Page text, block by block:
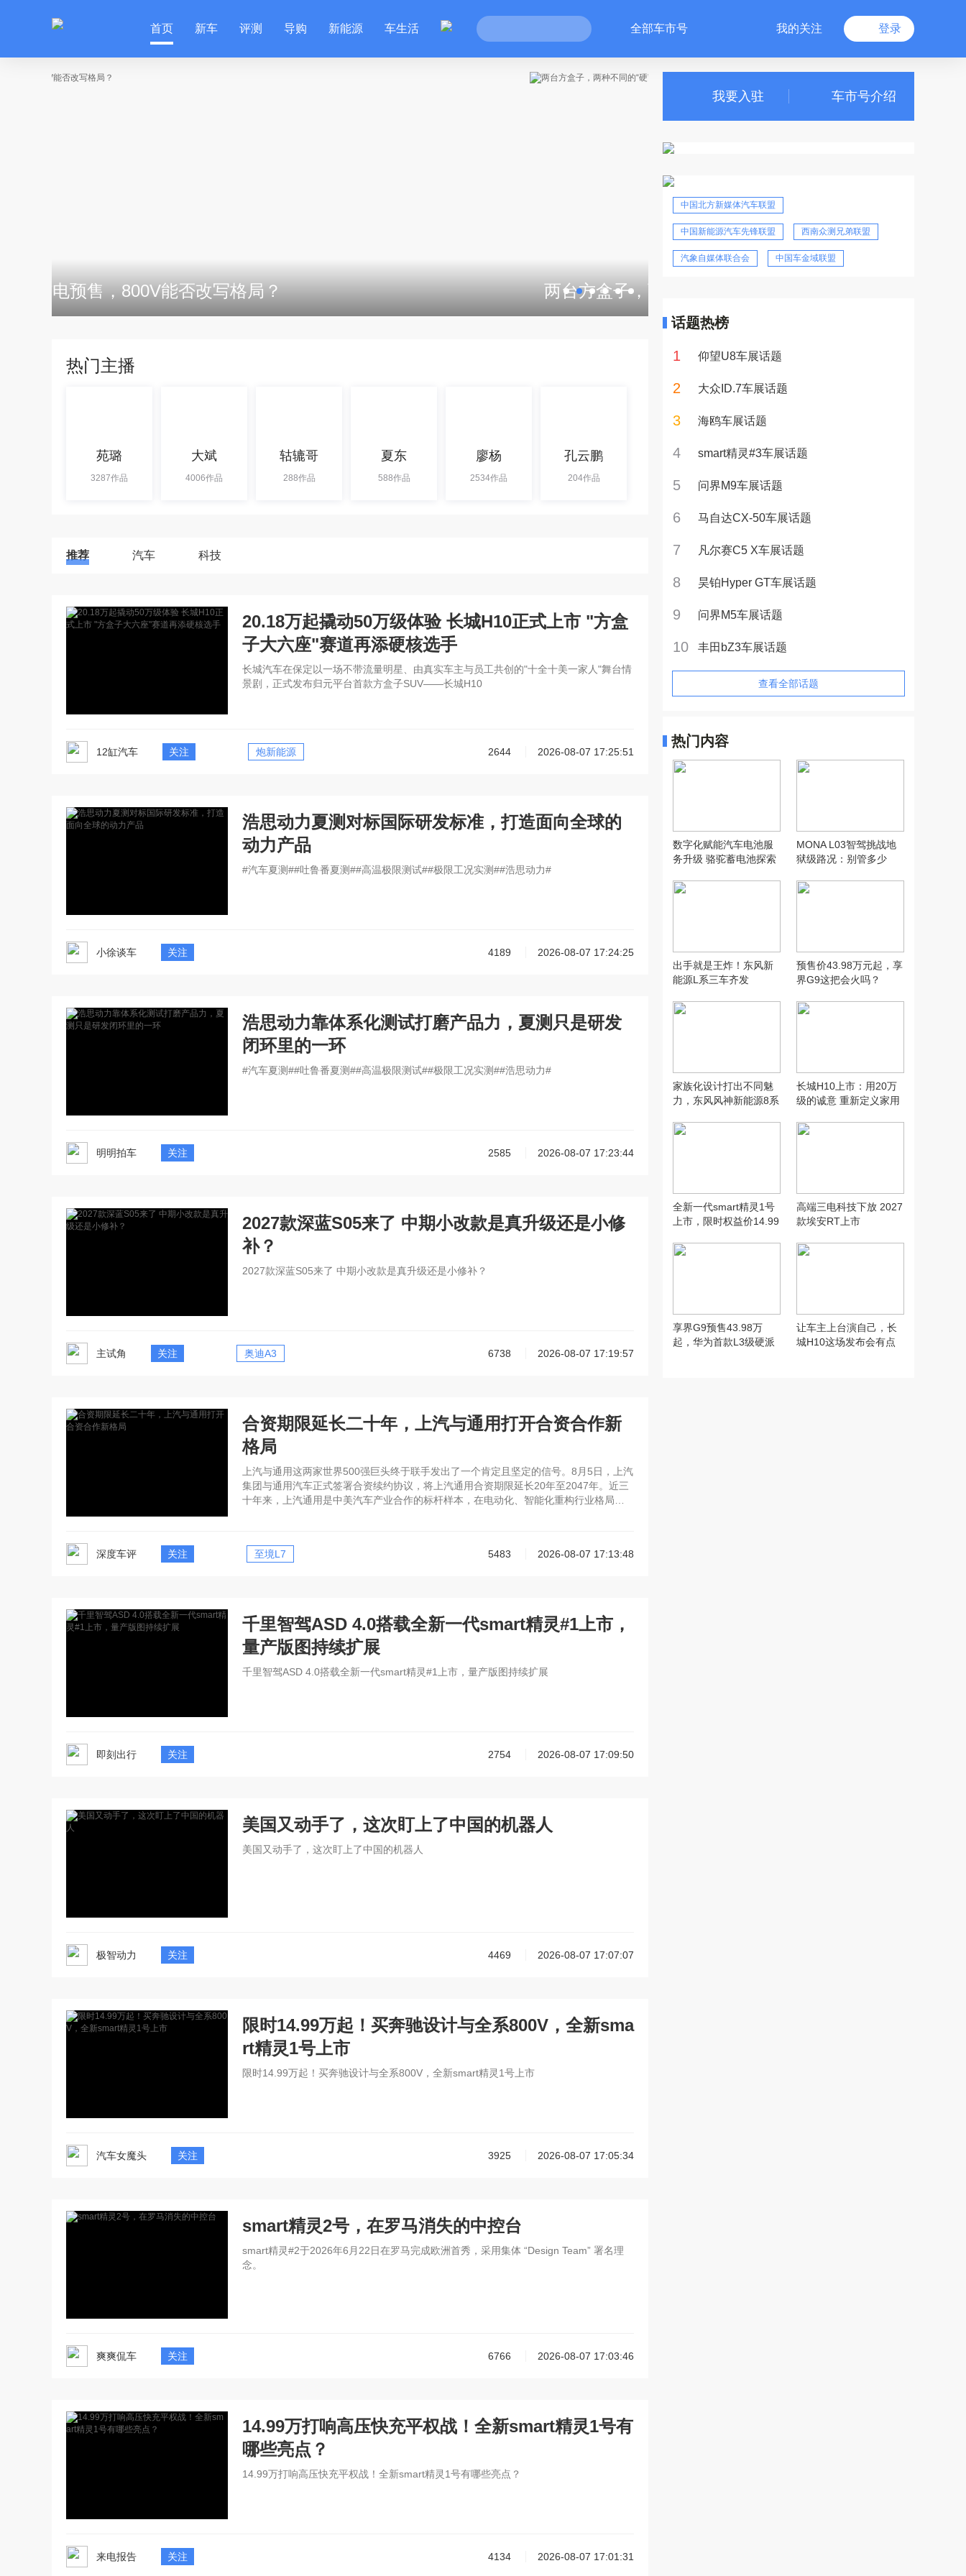
首页 新车 评测 导购 新能源 车生活 全部车市号 我的关注 登录
两台方盒子，两种不同的“硬”道理
热门主播
苑璐
3287作品
大斌
4006作品
轱辘哥
288作品
夏东
588作品
廖杨
2534作品
孔云鹏
204作品
推荐 汽车 科技
20.18万起撬动50万级体验 长城H10正式上市 "方盒
子大六座"赛道再添硬核选手
长城汽车在保定以一场不带流量明星、由真实车主与员工共创的"十全十美一家人"舞台情
景剧，正式发布归元平台首款方盒子SUV——长城H10
12缸汽车 关注 炮新能源 2644 2026-08-07 17:25:51
浩思动力夏测对标国际研发标准，打造面向全球的
动力产品
#汽车夏测##吐鲁番夏测##高温极限测试##极限工况实测##浩思动力#
小徐谈车 关注 4189 2026-08-07 17:24:25
浩思动力靠体系化测试打磨产品力，夏测只是研发
闭环里的一环
#汽车夏测##吐鲁番夏测##高温极限测试##极限工况实测##浩思动力#
明明拍车 关注 2585 2026-08-07 17:23:44
2027款深蓝S05来了 中期小改款是真升级还是小修
补？
2027款深蓝S05来了 中期小改款是真升级还是小修补？
主试角 关注 奥迪A3 6738 2026-08-07 17:19:57
合资期限延长二十年，上汽与通用打开合资合作新
格局
上汽与通用这两家世界500强巨头终于联手发出了一个肯定且坚定的信号。8月5日，上汽
集团与通用汽车正式签署合资续约协议，将上汽通用合资期限延长20年至2047年。近三
十年来，上汽通用是中美汽车产业合作的标杆样本，在电动化、智能化重构行业格局的
新格局。
深度车评
关注 至境L7 5483 2026-08-07 17:13:48
千里智驾ASD 4.0搭载全新一代smart精灵#1上市，
量产版图持续扩展
千里智驾ASD 4.0搭载全新一代smart精灵#1上市，量产版图持续扩展
即刻出行 关注 2754 2026-08-07 17:09:50
美国又动手了，这次盯上了中国的机器人
美国又动手了，这次盯上了中国的机器人
极智动力 关注 4469 2026-08-07 17:07:07
限时14.99万起！买奔驰设计与全系800V，全新sma
rt精灵1号上市
限时14.99万起！买奔驰设计与全系800V，全新smart精灵1号上市
汽车女魔头 关注 3925 2026-08-07 17:05:34
smart精灵2号，在罗马消失的中控台
smart精灵#2于2026年6月22日在罗马完成欧洲首秀，采用集体 “Design Team” 署名理
念。
爽爽侃车 关注 6766 2026-08-07 17:03:46
14.99万打响高压快充平权战！全新smart精灵1号有
哪些亮点？
14.99万打响高压快充平权战！全新smart精灵1号有哪些亮点？
来电报告 关注 4134 2026-08-07 17:01:31
我要入驻 车市号介绍
中国北方新媒体汽车联盟
中国新能源汽车先锋联盟 西南众测兄弟联盟
汽象自媒体联合会 中国车金域联盟
话题热榜
1 仰望U8车展话题
2 大众ID.7车展话题
3 海鸥车展话题
4 smart精灵#3车展话题
5 问界M9车展话题
6 马自达CX-50车展话题
7 凡尔赛C5 X车展话题
8 昊铂Hyper GT车展话题
9 问界M5车展话题
10 丰田bZ3车展话题
查看全部话题
热门内容
数字化赋能汽车电池服
务升级 骆驼蓄电池探索
MONA L03智驾挑战地
狱级路况：别管多少
驾
出手就是王炸！东风新
能源L系三车齐发
预售价43.98万元起，享
界G9这把会火吗？
家族化设计打出不同魅
力，东风风神新能源8系
长城H10上市：用20万
级的诚意 重新定义家用
全新一代smart精灵1号
上市，限时权益价14.99
高端三电科技下放 2027
款埃安RT上市
享界G9预售43.98万
起，华为首款L3级硬派
让车主上台演自己，长
城H10这场发布会有点